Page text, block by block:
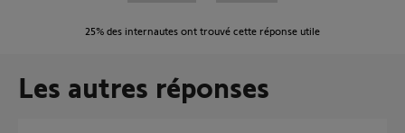
25% des internautes ont trouvé cette réponse utile
Les autres réponses